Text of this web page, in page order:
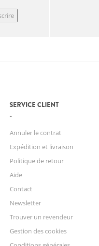
SERVICE CLIENT
Annuler le contrat
Expédition et livraison
Politique de retour
Aide
Contact
Newsletter
Trouver un revendeur
Gestion des cookies